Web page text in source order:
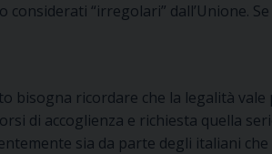
“irregolari”
bisogna ricordare che la legalità
di accoglienza e richiesta quella
sia da parte degli italiani